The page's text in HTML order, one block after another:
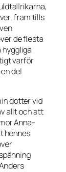
fram tills
de flesta
hyggliga
varför
del
dotter vid
allt och att
Anna-
hennes